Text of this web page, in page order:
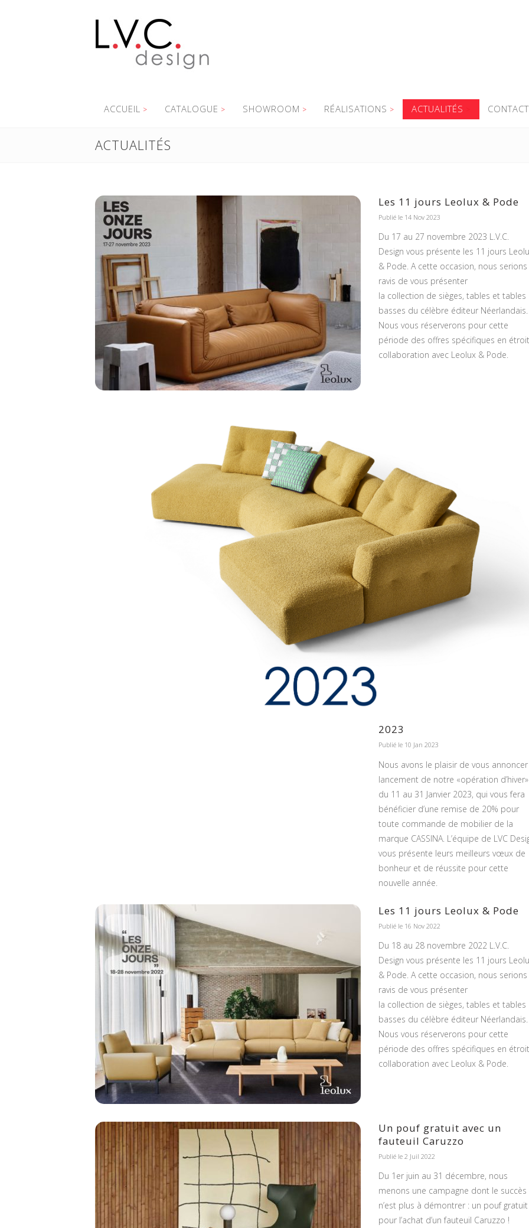
ACCUEIL CATALOGUE SHOWROOM RÉALISATIONS ACTUALITÉS CONTACT
ACTUALITÉS
Les 11 jours Leolux & Pode
Publié le 14 Nov 2023
Du 17 au 27 novembre 2023 L.V.C.
Design vous présente les 11 jours
& Pode. A cette occasion, nous serions
ravis de vous présenter
la collection de sièges, tables et tables
basses du célèbre éditeur Néerlandais.
Nous vous réserverons pour cette
période des offres spécifiques en
collaboration avec Leolux & Pode.
2023
Publié le 10 Jan 2023
Nous avons le plaisir de vous
lancement de notre «opération d’hiver»
du 11 au 31 Janvier 2023, qui vous fera
bénéficier d’une remise de 20% pour
toute commande de mobilier de la
marque CASSINA. L’équipe de LVC
vous présente leurs meilleurs vœux de
bonheur et de réussite pour cette
nouvelle année.
Les 11 jours Leolux & Pode
Publié le 16 Nov 2022
Du 18 au 28 novembre 2022 L.V.C.
Design vous présente les 11 jours
& Pode. A cette occasion, nous serions
ravis de vous présenter
la collection de sièges, tables et tables
basses du célèbre éditeur Néerlandais.
Nous vous réserverons pour cette
période des offres spécifiques en
collaboration avec Leolux & Pode.
Un pouf gratuit avec un
fauteuil Caruzzo
Publié le 2 Juil 2022
Du 1er juin au 31 décembre, nous
menons une campagne dont le succès
n’est plus à démontrer : un pouf gratuit
pour l’achat d’un fauteuil Caruzzo !